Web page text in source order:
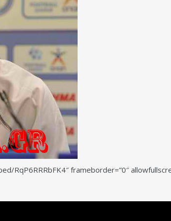
RqP6RRRbFK4″ frameborder=”0″